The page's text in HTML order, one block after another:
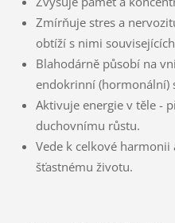
Zmírňuje stres a
obtíží s nimi
Blahodárně působí na
endokrinní (hormonální)
Aktivuje energie v těle -
duchovnímu růstu.
Vede k celkové
šťastnému životu.